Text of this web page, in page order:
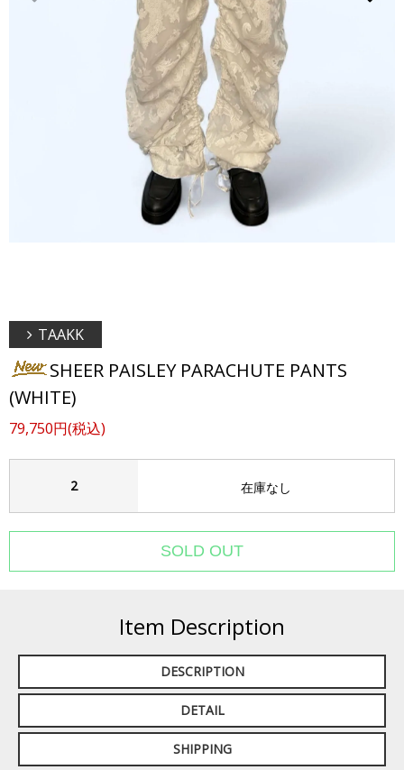
TAAKK
SHEER PAISLEY PARACHUTE PANTS
(WHITE)
79,750円(税込)
2 在庫なし
Item Description
DESCRIPTION
DETAIL
SHIPPING